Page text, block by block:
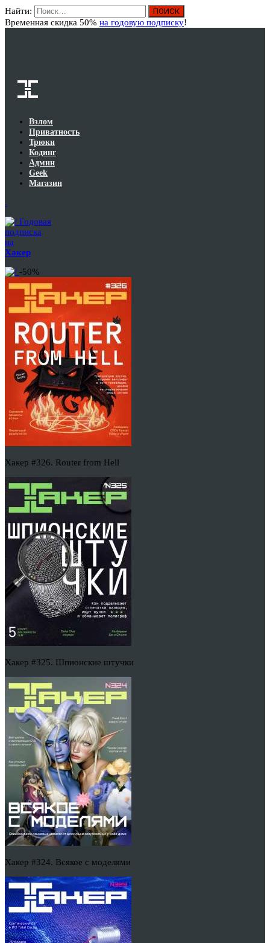
Найти:
Временная скидка 50% на годовую подписку!
Взлом
Приватность
Трюки
Кодинг
Админ
Geek
Магазин
Годовая
подписка
на
Хакер
-50%
Хакер #326. Router from Hell
Хакер #325. Шпионские штучки
Хакер #324. Всякое с моделями